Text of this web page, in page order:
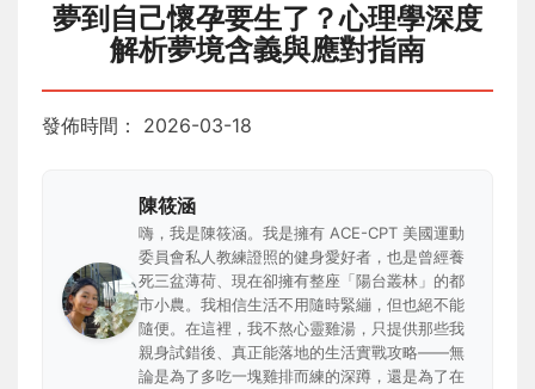
夢到自己懷孕要生了？心理學深度
解析夢境含義與應對指南
發佈時間： 2026-03-18
陳筱涵
嗨，我是陳筱涵。我是擁有 ACE-CPT 美國運動
委員會私人教練證照的健身愛好者，也是曾經養
死三盆薄荷、現在卻擁有整座「陽台叢林」的都
市小農。我相信生活不用隨時緊繃，但也絕不能
隨便。在這裡，我不熬心靈雞湯，只提供那些我
親身試錯後、真正能落地的生活實戰攻略——無
論是為了多吃一塊雞排而練的深蹲，還是為了在